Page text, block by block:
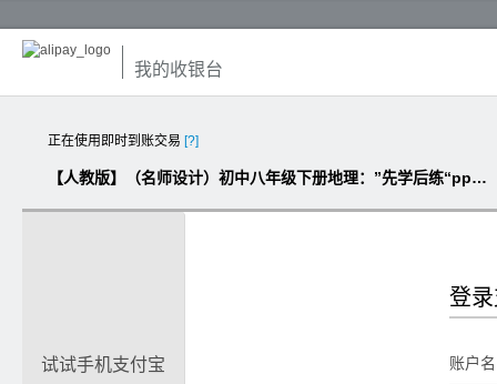
我的收银台
正在使用即时到账交易 [?]
【人教版】（名师设计）初中八年级下册地理：”先学后练“ppt作业课件（含答案）
试试手机支付宝
登
账户